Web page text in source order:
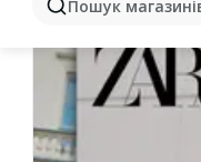
Пошук